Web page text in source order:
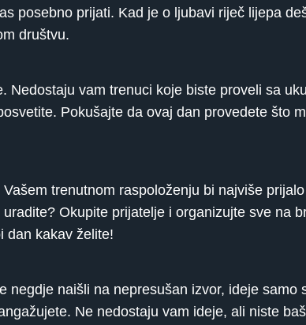
posebno prijati. Kad je o ljubavi riječ lijepa
društvu.
vam trenuci koje biste proveli sa
Pokušajte da ovaj dan provedete što
trenutnom raspoloženju bi najviše
Okupite prijatelje i organizujte sve na
dan kakav želite!
naišli na nepresušan izvor, ideje samo
Ne nedostaju vam ideje, ali niste